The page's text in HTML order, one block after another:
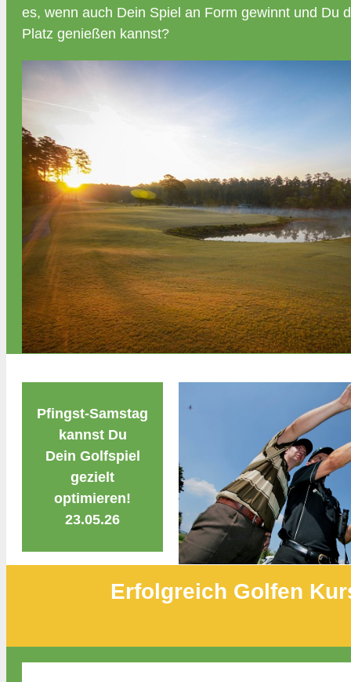
es, wenn auch Dein Spiel an Form gewinnt und Du
Platz genießen kannst?
Pfingst-Samstag
kannst Du
Dein Golfspiel
gezielt
optimieren!
23.05.26
Erfolgreich Golfen